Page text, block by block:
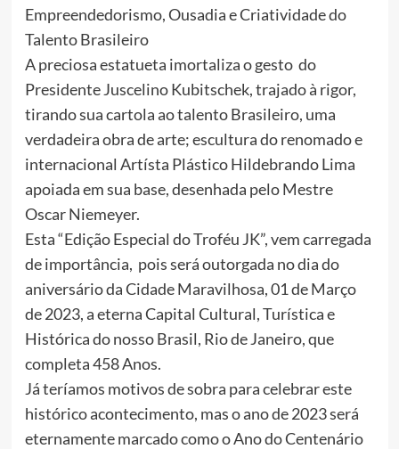
Empreendedorismo, Ousadia e Criatividade do
Talento Brasileiro
A preciosa estatueta imortaliza o gesto do
Presidente Juscelino Kubitschek, trajado à rigor,
tirando sua cartola ao talento Brasileiro, uma
verdadeira obra de arte; escultura do renomado e
internacional Artísta Plástico Hildebrando Lima
apoiada em sua base, desenhada pelo Mestre
Oscar Niemeyer.
Esta “Edição Especial do Troféu JK”, vem carregada
de importância, pois será outorgada no dia do
aniversário da Cidade Maravilhosa, 01 de Março
de 2023, a eterna Capital Cultural, Turística e
Histórica do nosso Brasil, Rio de Janeiro, que
completa 458 Anos.
Já teríamos motivos de sobra para celebrar este
histórico acontecimento, mas o ano de 2023 será
eternamente marcado como o Ano do Centenário